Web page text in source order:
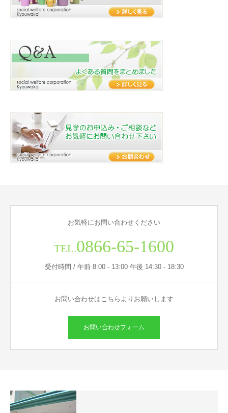
お気軽にお問い合わせください
TEL.0866-65-1600
受付時間 / 午前 8:00 - 13:00 午後 14:30 - 18:30
お問い合わせはこちらよりお願いします
お問い合わせフォーム